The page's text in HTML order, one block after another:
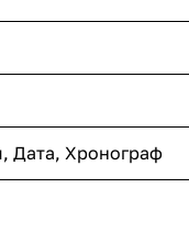
Дата, Хронограф